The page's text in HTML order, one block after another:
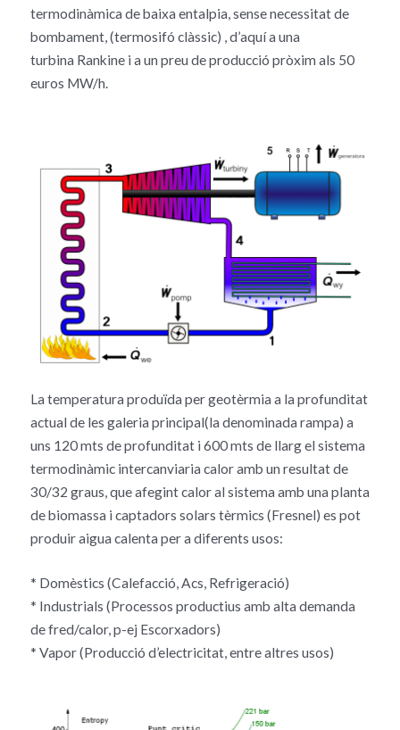
termodinàmica de baixa entalpia, sense necessitat de
bombament, (termosifó clàssic) , d’aquí a una
turbina Rankine i a un preu de producció pròxim als 50
euros MW/h.
La temperatura produïda per geotèrmia a la profunditat
actual de les galeria principal(la denominada rampa) a
uns 120 mts de profunditat i 600 mts de llarg el sistema
termodinàmic intercanviaria calor amb un resultat de
30/32 graus, que afegint calor al sistema amb una planta
de biomassa i captadors solars tèrmics (Fresnel) es pot
produir aigua calenta per a diferents usos:
* Domèstics (Calefacció, Acs, Refrigeració)
* Industrials (Processos productius amb alta demanda
de fred/calor, p-ej Escorxadors)
* Vapor (Producció d’electricitat, entre altres usos)